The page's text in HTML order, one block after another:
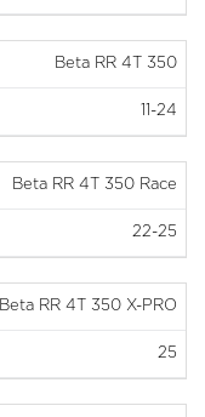
Beta RR 4T 350
11-24
Beta RR 4T 350 Race
22-25
Beta RR 4T 350 X-PRO
25